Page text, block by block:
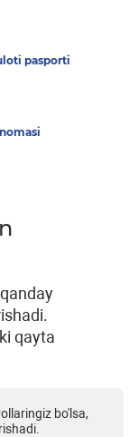
pasporti
qayta
bo'lsa,